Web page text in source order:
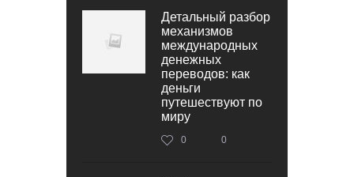
Детальный разбор
механизмов
международных
денежных
переводов: как
деньги
путешествуют по
миру
0 0